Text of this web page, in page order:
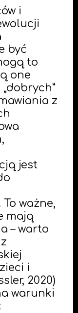
i
być
to
one
z
jest
ważne,
mają
– warto
i
2020)
warunki